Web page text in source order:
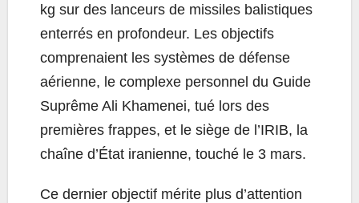
kg sur des lanceurs de missiles balistiques
enterrés en profondeur. Les objectifs
comprenaient les systèmes de défense
aérienne, le complexe personnel du Guide
Suprême Ali Khamenei, tué lors des
premières frappes, et le siège de l’IRIB, la
chaîne d’État iranienne, touché le 3 mars.
Ce dernier objectif mérite plus d’attention